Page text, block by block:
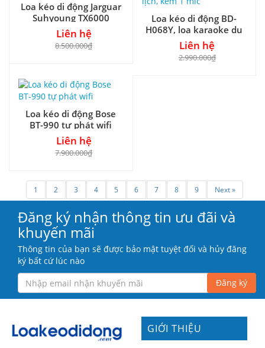
Loa kéo di động Jarguar
Suhyoung TX6000
Liên hệ
8.500.000₫
Loa kéo di động BD-
H068Y, loa karaoke du
lịch, kèm 1 mic
Liên hệ
2.990.000₫
Loa kéo di động Bose
BT-990 tự phát wifi
Liên hệ
7.900.000₫
1 2 3 4 5 6 7 8 9 Next »
Đăng ký nhận thông tin ưu đãi và
khuyến mãi
Thông tin của bạn sẽ được bảo mật tuyệt đối và hủy đăng
ký bất cứ lúc nào
Đăng ký
GIỚI THIỆU